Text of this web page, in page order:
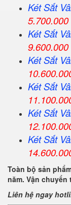
Két Sắt
5.700.000
Két Sắt
9.600.000
Két Sắt
Két Sắt
Két Sắt
Két Sắt
Toàn bộ sản
năm. Vận
Liên hệ ngay